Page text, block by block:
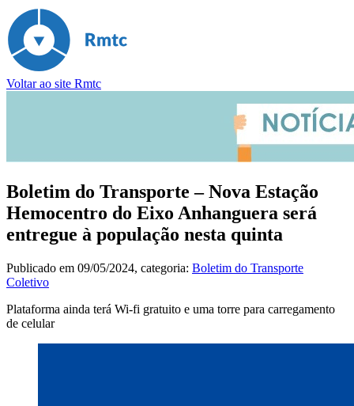
Voltar ao site Rmtc
Boletim do Transporte – Nova Estação
Hemocentro do Eixo Anhanguera será
entregue à população nesta quinta
Publicado em 09/05/2024, categoria: Boletim do Transporte
Coletivo
Plataforma ainda terá Wi-fi gratuito e uma torre para carregamento
de celular